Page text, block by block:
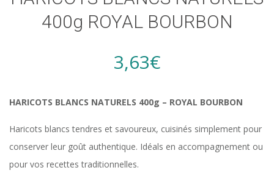
400g ROYAL BOURBON
3,63€
HARICOTS BLANCS NATURELS 400g – ROYAL BOURBON
Haricots blancs tendres et savoureux, cuisinés simplement pour
conserver leur goût authentique. Idéals en accompagnement ou
pour vos recettes traditionnelles.